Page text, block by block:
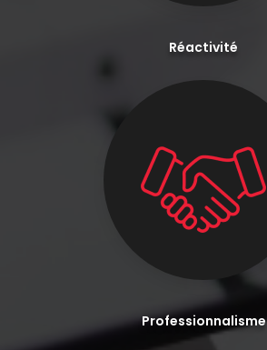
Réactivité
Professionnalisme